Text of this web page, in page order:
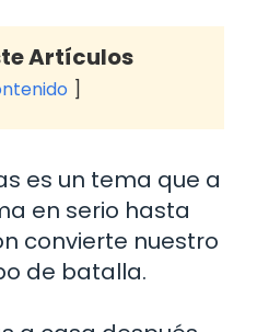
Artículos
es un tema que a
en serio hasta
convierte nuestro
de batalla.